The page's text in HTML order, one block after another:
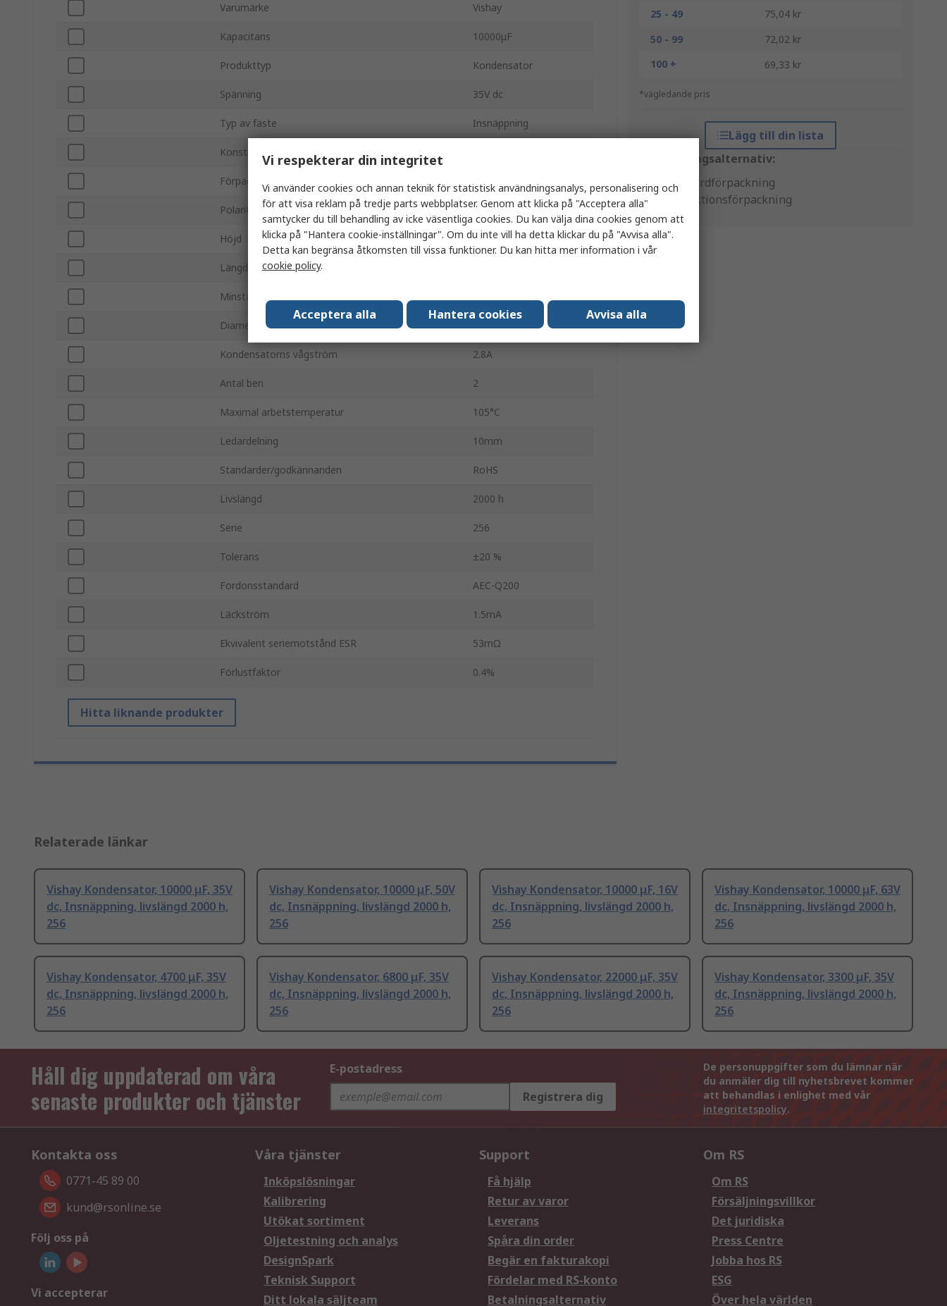
25 - 49
75,04 kr
50 - 99
72,02 kr
100 +
69,33 kr
*vägledande pris
Lägg till din lista
Förpackningsalternativ:
Standardförpackning
Produktionsförpackning
Varumärke Vishay
Kapacitans 10000μF
Produkttyp Kondensator
Spänning 35V dc
Typ av fäste Insnäppning
Konstruktion
Förpackning Bulk
Polaritet Polära
Höjd 32mm
Längd
Minsta arbetsstemperatur
Diameter 31mm
Kondensatorns vågström 2.8A
Antal ben 2
Maximal arbetstemperatur 105°C
Ledardelning 10mm
Standarder/godkännanden RoHS
Livslängd 2000 h
Serie 256
Tolerans ±20 %
Fordonsstandard AEC-Q200
Läckström 1.5mA
Ekvivalent seriemotstånd ESR 53mΩ
Förlustfaktor 0.4%
Hitta liknande produkter
Relaterade länkar
Vishay Kondensator, 10000 μF, 35V
dc, Insnäppning, livslängd 2000 h,
256
Vishay Kondensator, 10000 μF, 50V
dc, Insnäppning, livslängd 2000 h,
256
Vishay Kondensator, 10000 μF, 16V
dc, Insnäppning, livslängd 2000 h,
256
Vishay Kondensator, 10000 μF, 63V
dc, Insnäppning, livslängd 2000 h,
256
Vishay Kondensator, 4700 μF, 35V
dc, Insnäppning, livslängd 2000 h,
256
Vishay Kondensator, 6800 μF, 35V
dc, Insnäppning, livslängd 2000 h,
256
Vishay Kondensator, 22000 μF, 35V
dc, Insnäppning, livslängd 2000 h,
256
Vishay Kondensator, 3300 μF, 35V
dc, Insnäppning, livslängd 2000 h,
256
Håll dig uppdaterad om våra
senaste produkter och tjänster
E-postadress
Registrera dig
De personuppgifter som du lämnar när
du anmäler dig till nyhetsbrevet kommer
att behandlas i enlighet med vår
integritetspolicy.
Kontakta oss
0771-45 89 00
kund@rsonline.se
Följ oss på
Vi accepterar
Våra tjänster
Inköpslösningar
Kalibrering
Utökat sortiment
Oljetestning och analys
DesignSpark
Teknisk Support
Ditt lokala säljteam
Support
Få hjälp
Retur av varor
Leverans
Spåra din order
Begär en fakturakopi
Fördelar med RS-konto
Betalningsalternativ
Om RS
Om RS
Försäljningsvillkor
Det juridiska
Press Centre
Jobba hos RS
ESG
Över hela världen
Vi respekterar din integritet
Vi använder cookies och annan teknik för statistisk användningsanalys, personalisering och
för att visa reklam på tredje parts webbplatser. Genom att klicka på "Acceptera alla"
samtycker du till behandling av icke väsentliga cookies. Du kan välja dina cookies genom att
klicka på "Hantera cookie-inställningar". Om du inte vill ha detta klickar du på "Avvisa alla".
Detta kan begränsa åtkomsten till vissa funktioner. Du kan hitta mer information i vår
cookie policy.
Acceptera alla Hantera cookies Avvisa alla